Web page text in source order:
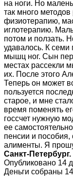
на ноги. Но
так много
физиотерапию,
иглотерапию.
потом и ползать.
удавалось. К
мышц ног. Сын
местах рассекли
их. После этого
Теперь он может
пользуется
старое, и мне
время поменять
госсчет нужную
ее
пенсии и пособия,
алименты. Я
Санкт-Петербург.
Опубликовано 14
Деньги собраны